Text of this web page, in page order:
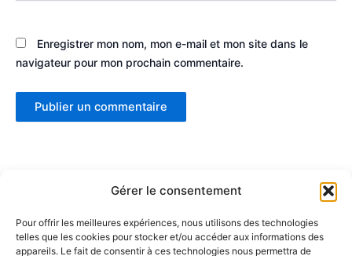
Gérer le consentement
Pour offrir les meilleures expériences, nous utilisons des technologies
telles que les cookies pour stocker et/ou accéder aux informations des
appareils. Le fait de consentir à ces technologies nous permettra de
Enregistrer mon nom, mon e-mail et mon site dans le
navigateur pour mon prochain commentaire.
Partenaires :